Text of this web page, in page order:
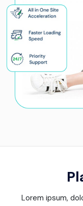
Lorem ipsum,